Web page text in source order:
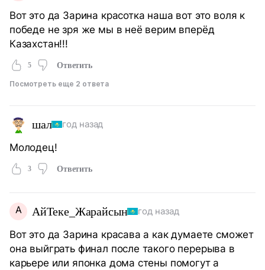
Вот это да Зарина красотка наша вот это воля к
победе не зря же мы в неё верим вперёд
Казахстан!!!
5 Ответить
Посмотреть еще 2 ответа
шал год назад
Молодец!
3 Ответить
А АйТеке_Жарайсын год назад
Вот это да Зарина красава а как думаете сможет
она выйграть финал после такого перерыва в
карьере или японка дома стены помогут а